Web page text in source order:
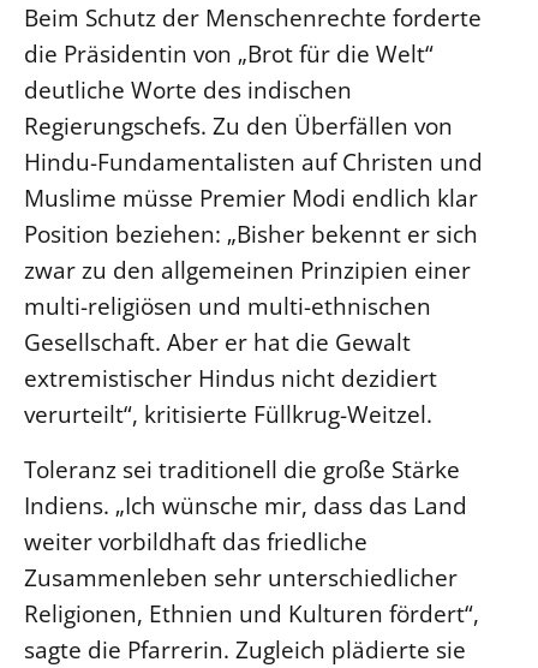
Beim Schutz der Menschenrechte forderte
die Präsidentin von „Brot für die Welt“
deutliche Worte des indischen
Regierungschefs. Zu den Überfällen von
Hindu-Fundamentalisten auf Christen und
Muslime müsse Premier Modi endlich klar
Position beziehen: „Bisher bekennt er sich
zwar zu den allgemeinen Prinzipien einer
multi-religiösen und multi-ethnischen
Gesellschaft. Aber er hat die Gewalt
extremistischer Hindus nicht dezidiert
verurteilt“, kritisierte Füllkrug-Weitzel.
Toleranz sei traditionell die große Stärke
Indiens. „Ich wünsche mir, dass das Land
weiter vorbildhaft das friedliche
Zusammenleben sehr unterschiedlicher
Religionen, Ethnien und Kulturen fördert“,
sagte die Pfarrerin. Zugleich plädierte sie